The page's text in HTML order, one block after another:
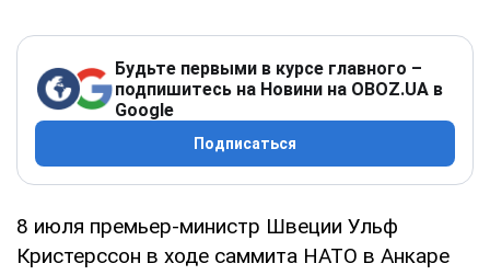
Будьте первыми в курсе главного –
подпишитесь на Новини на OBOZ.UA в
Google
Подписаться
8 июля премьер-министр Швеции Ульф
Кристерссон в ходе саммита НАТО в Анкаре